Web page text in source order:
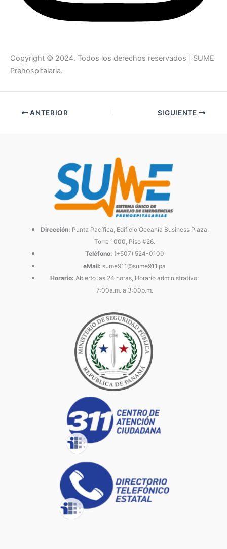
Copyright © 2024. Todos los derechos reservados | SUME
Prehospitalaria.
ANTERIOR SIGUIENTE
Dirección: Punta Pacífica, Edificio Oceanía Business Plaza,
Torre 1000, Piso #26.
Teléfono: (+507) 524-0100
eMail: sume911@sume911.pa
Horario: Abierto las 24 horas, Horario administrativo:
7:00a.m. a 3:00p.m.